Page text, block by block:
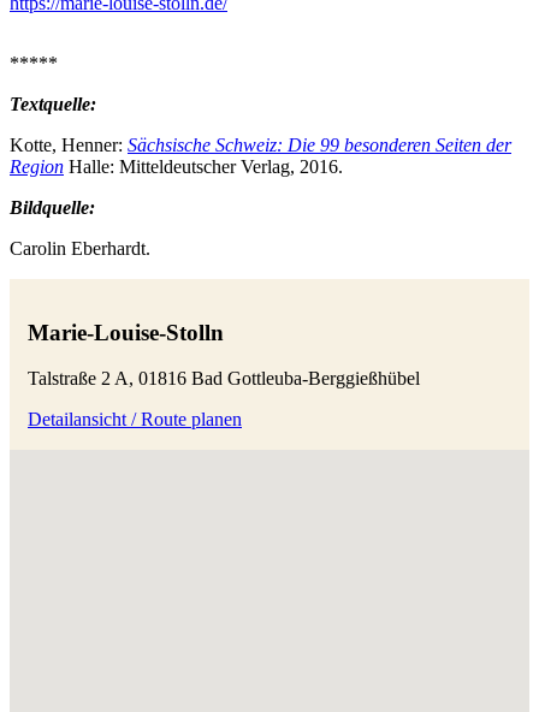
*****
Textquelle:
Kotte, Henner: Sächsische Schweiz: Die 99 besonderen Seiten der
Region Halle: Mitteldeutscher Verlag, 2016.
Bildquelle:
Carolin Eberhardt.
Marie-Louise-Stolln
Talstraße 2 A, 01816 Bad Gottleuba-Berggießhübel
Detailansicht / Route planen